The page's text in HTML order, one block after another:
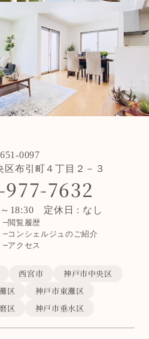
0097
区布引町４丁目２－３
7632
18:30 定休日 : なし
閲覧履歴
コンシェルジュのご紹介
アクセス
西宮市
神戸市中央区
区
神戸市東灘区
区 神戸市垂水区